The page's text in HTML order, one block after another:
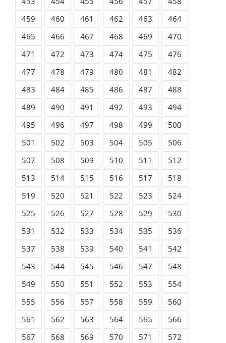
459
460 461 462 463
464
465
466 467 468 469
470
471
472 473 474 475
476
477
478 479 480 481
482
483
484 485 486 487
488
489
490 491 492 493
494
495
496 497 498 499
500
501
502 503 504 505
506
507
508 509 510 511
512
513
514 515 516 517
518
519
520 521 522 523
524
525
526 527 528 529
530
531
532 533 534 535
536
537
538 539 540 541
542
543
544 545 546 547
548
549
550 551 552 553
554
555
556 557 558 559
560
561
562 563 564 565
566
567
568 569 570 571
572